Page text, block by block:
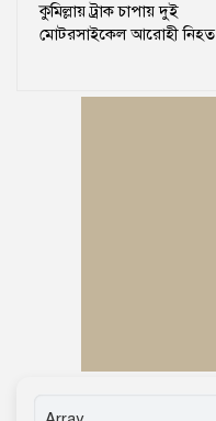
কুমিল্লায় ট্রাক চাপায় দুই
মোটরসাইকেল আরোহী নিহত